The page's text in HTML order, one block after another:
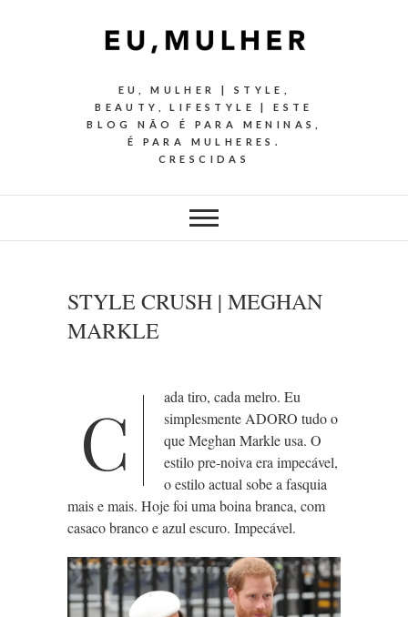
EU, MULHER | STYLE,
BEAUTY, LIFESTYLE | ESTE
BLOG NÃO É PARA MENINAS,
É PARA MULHERES.
CRESCIDAS
STYLE CRUSH | MEGHAN
MARKLE
C
ada tiro, cada melro. Eu
simplesmente ADORO tudo o
que Meghan Markle usa. O
estilo pre-noiva era impecável,
o estilo actual sobe a fasquia
mais e mais. Hoje foi uma boina branca, com
casaco branco e azul escuro. Impecável.